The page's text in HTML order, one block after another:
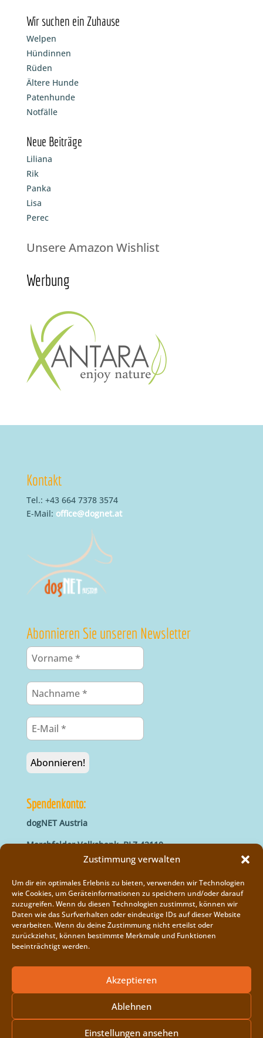
Zustimmung verwalten
Um dir ein optimales Erlebnis zu bieten, verwenden wir Technologien
wie Cookies, um Geräteinformationen zu speichern und/oder darauf
zuzugreifen. Wenn du diesen Technologien zustimmst, können wir
Daten wie das Surfverhalten oder eindeutige IDs auf dieser Website
verarbeiten. Wenn du deine Zustimmung nicht erteilst oder
zurückziehst, können bestimmte Merkmale und Funktionen
beeinträchtigt werden.
Akzeptieren
Ablehnen
Einstellungen ansehen
Wir suchen ein Zuhause
Welpen
Hündinnen
Rüden
Ältere Hunde
Patenhunde
Notfälle
Neue Beiträge
Liliana
Rik
Panka
Lisa
Perec
Unsere Amazon Wishlist
Werbung
Kontakt
Tel.: +43 664 7378 3574
E-Mail: office@dognet.at
Abonnieren Sie unseren Newsletter
Spendenkonto:
dogNET Austria
Marchfelder Volksbank, BLZ 42110
IBAN: AT66 4211 0421 5000 0000
Cookie-Richtlinie (EU)